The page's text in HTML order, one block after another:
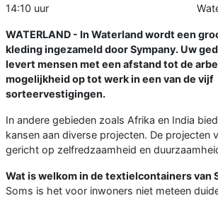
14:10 uur
WATERLAND - In Waterland wordt een
kleding ingezameld door Sympany. Uw
levert mensen met een afstand tot de
mogelijkheid op tot werk in een van de vijf
sorteervestigingen.
In andere gebieden zoals Afrika en India
kansen aan diverse projecten. De projecten
gericht op zelfredzaamheid en
Wat is welkom in de textielcontainers van
Soms is het voor inwoners niet meteen